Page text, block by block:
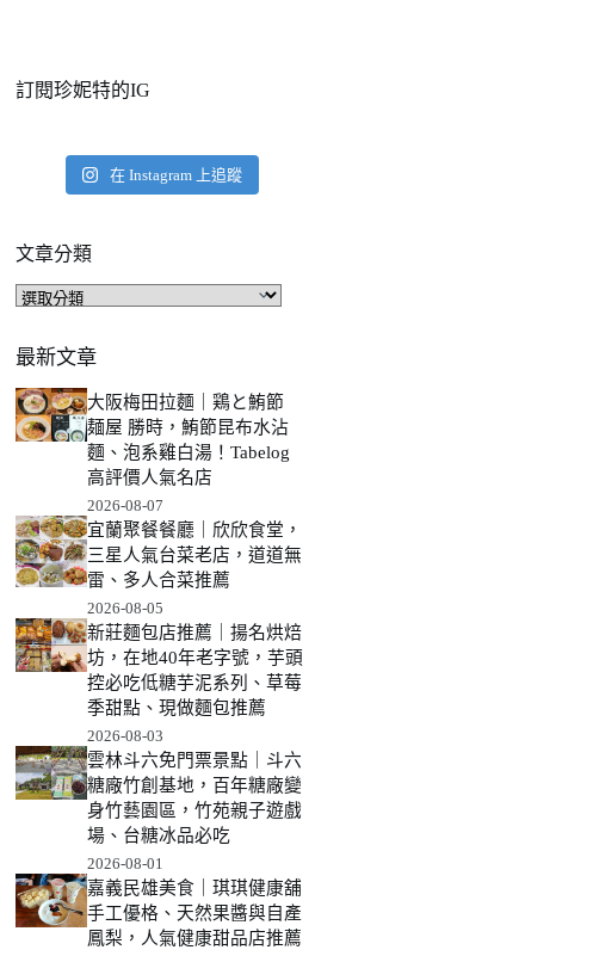
訂閱珍妮特的IG
在 Instagram 上追蹤
文章分類
文
分
類
最新文章
大阪梅田拉麵｜鶏と鮪節
麺屋 勝時，鮪節昆布水沾
麵、泡系雞白湯！Tabelog
高評價人氣名店
2026-08-07
宜蘭聚餐餐廳｜欣欣食堂，
三星人氣台菜老店，道道無
雷、多人合菜推薦
2026-08-05
新莊麵包店推薦｜揚名烘焙
坊，在地40年老字號，芋頭
控必吃低糖芋泥系列、草莓
季甜點、現做麵包推薦
2026-08-03
雲林斗六免門票景點｜斗六
糖廠竹創基地，百年糖廠變
身竹藝園區，竹苑親子遊戲
場、台糖冰品必吃
2026-08-01
嘉義民雄美食｜琪琪健康舖
手工優格、天然果醬與自產
鳳梨，人氣健康甜品店推薦